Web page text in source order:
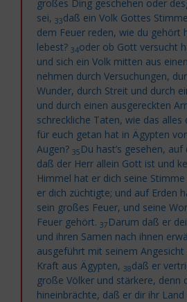
großes Ding geschehen oder
sei, 33daß ein Volk Gottes
dem Feuer reden, wie du gehört
lebest? 34oder ob Gott versucht
und sich ein Volk mitten aus
nehmen durch Versuchungen,
Wunder, durch Streit und durch
und durch einen ausgereckten
schreckliche Taten, wie das
für euch getan hat in Ägypten
Augen? 35 Du hast’s gesehen,
daß der Herr allein Gott ist und
Himmel hat er dich seine
er dich züchtigte; und auf Erden
sein großes Feuer, und seine
Feuer gehört. 37 Darum daß er
und ihren Samen nach ihnen
ausgeführt mit seinem
Kraft aus Ägypten, 38daß er
große Völker und stärkere, denn
hineinbrächte, daß er dir ihr